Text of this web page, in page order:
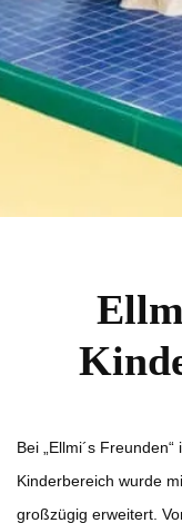
Bei „Ellmi´s
Kinderbereich wurde
großzügig erweitert.